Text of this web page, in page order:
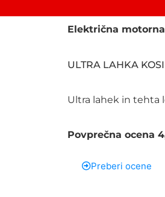
Električna
ULTRA LAHKA
Ultra lahek in tehta
Povprečna ocena
Preberi ocene